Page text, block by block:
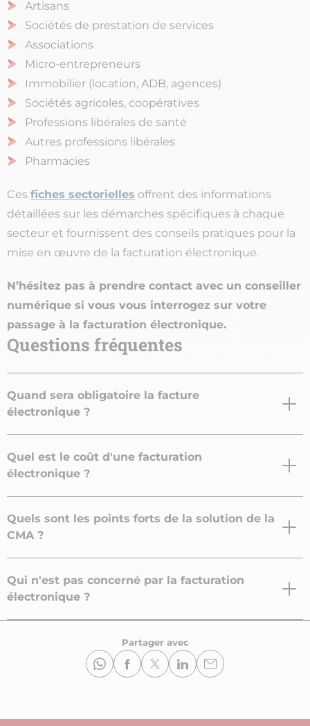
Artisans
Sociétés de prestation de services
Associations
Micro-entrepreneurs
Immobilier (location, ADB, agences)
Sociétés agricoles, coopératives
Professions libérales de santé
Autres professions libérales
Pharmacies
Ces fiches sectorielles offrent des informations
détaillées sur les démarches spécifiques à chaque
secteur et fournissent des conseils pratiques pour la
mise en œuvre de la facturation électronique.
N’hésitez pas à prendre contact avec un conseiller
numérique si vous vous interrogez sur votre
passage à la facturation électronique.
Questions fréquentes
Quand sera obligatoire la facture
électronique ?
Quel est le coût d'une facturation
électronique ?
Quels sont les points forts de la solution de la
CMA ?
Qui n'est pas concerné par la facturation
électronique ?
Partager avec